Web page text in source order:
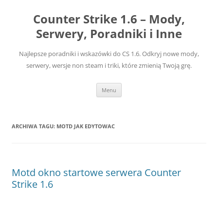
Counter Strike 1.6 – Mody,
Serwery, Poradniki i Inne
Najlepsze poradniki i wskazówki do CS 1.6. Odkryj nowe mody,
serwery, wersje non steam i triki, które zmienią Twoją grę.
Menu
ARCHIWA TAGU: MOTD JAK EDYTOWAC
Motd okno startowe serwera Counter
Strike 1.6